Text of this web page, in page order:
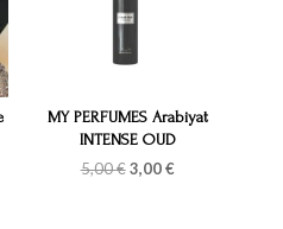
MY PERFUMES Arabiyat
INTENSE OUD
5,00€ Le
3,00€Le